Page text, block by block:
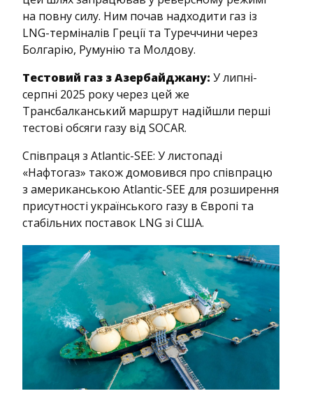
на повну силу. Ним почав надходити газ із
LNG-терміналів Греції та Туреччини через
Болгарію, Румунію та Молдову.
Тестовий газ з Азербайджану: У липні-
серпні 2025 року через цей же
Трансбалканський маршрут надійшли перші
тестові обсяги газу від SOCAR.
Співпраця з Atlantic-SEE: У листопаді
«Нафтогаз» також домовився про співпрацю
з американською Atlantic-SEE для розширення
присутності українського газу в Європі та
стабільних поставок LNG зі США.